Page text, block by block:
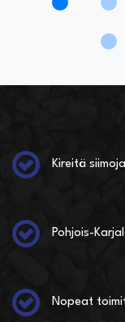
Kireitä
Pohjois-
Nopeat